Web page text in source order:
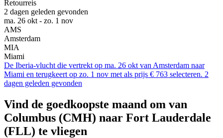
Retourreis
2 dagen geleden gevonden
ma. 26 okt - zo. 1 nov
AMS
Amsterdam
MIA
Miami
De Iberia-vlucht die vertrekt op ma. 26 okt van Amsterdam naar
Miami en terugkeert op zo. 1 nov met als prijs € 763 selecteren. 2
dagen geleden gevonden
Vind de goedkoopste maand om van
Columbus (CMH) naar Fort Lauderdale
(FLL) te vliegen